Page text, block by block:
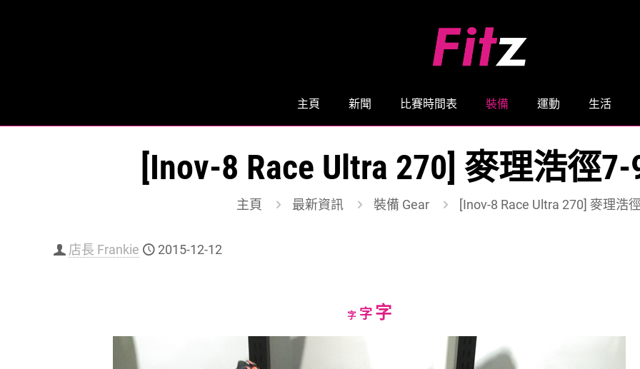
主頁 新聞 比賽時間表 裝備 運動 生活
[Inov-8 Race Ultra 270] 麥理浩徑
主頁 最新資訊 裝備 Gear [Inov-8 Race Ultra 270] 麥理浩
店長 Frankie 2015-12-12
字Decrease
字Reset
字Increase